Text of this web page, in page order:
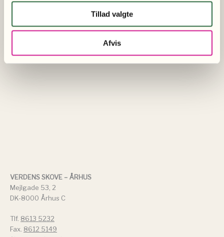
Tillad valgte
Afvis
VERDENS SKOVE – ÅRHUS
Mejlgade 53, 2
DK-8000 Århus C
Tlf. 8613 5232
Fax. 8612 5149